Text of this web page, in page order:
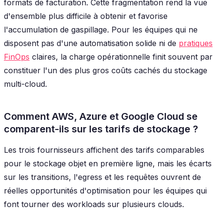
formats de facturation. Cette fragmentation rend la vue
d'ensemble plus difficile à obtenir et favorise
l'accumulation de gaspillage. Pour les équipes qui ne
disposent pas d'une automatisation solide ni de pratiques
FinOps claires, la charge opérationnelle finit souvent par
constituer l'un des plus gros coûts cachés du stockage
multi-cloud.
Comment AWS, Azure et Google Cloud se
comparent-ils sur les tarifs de stockage ?
Les trois fournisseurs affichent des tarifs comparables
pour le stockage objet en première ligne, mais les écarts
sur les transitions, l'egress et les requêtes ouvrent de
réelles opportunités d'optimisation pour les équipes qui
font tourner des workloads sur plusieurs clouds.